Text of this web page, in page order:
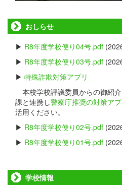
おしらせ
▶ R8年度学校便り04号.pdf
▶ R8年度学校便り03号.pdf
▶ 特殊詐欺対策アプリ
本校学校評議委員からの御紹
課と連携し警察庁推奨の対策アプ
活用ください。
▶ R8年度学校便り02号.pdf
▶ R8年度学校便り01号.pdf
学校情報